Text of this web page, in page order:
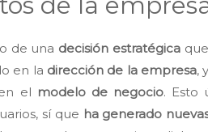
de una decisión estratégicaque
en la dirección de la empresa,
el modelo de negocio. Esto
sí que ha generado